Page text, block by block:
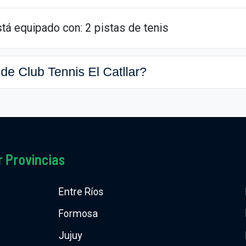
equipado con: 2 pistas de tenis
Club Tennis El Catllar?
Provincias
Entre Ríos
Formosa
Jujuy